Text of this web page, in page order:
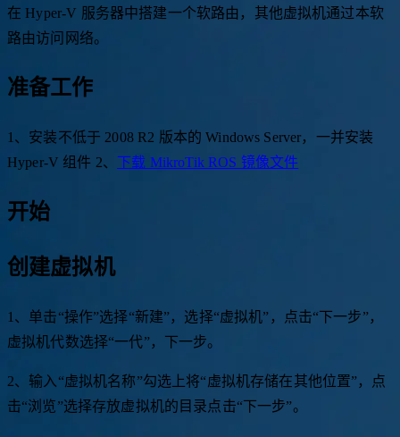
在 Hyper-V 服务器中搭建一个软路由，其他虚拟机通过本软
路由访问网络。
准备工作
1、安装不低于 2008 R2 版本的 Windows Server，一并安装
Hyper-V 组件 2、 下载 MikroTik ROS 镜像文件
开始
创建虚拟机
1、单击“操作”选择“新建”，选择“虚拟机”，点击“下一步”，
虚拟机代数选择“一代”，下一步。
2、输入“虚拟机名称”勾选上将“虚拟机存储在其他位置”，点
击“浏览”选择存放虚拟机的目录点击“下一步”。